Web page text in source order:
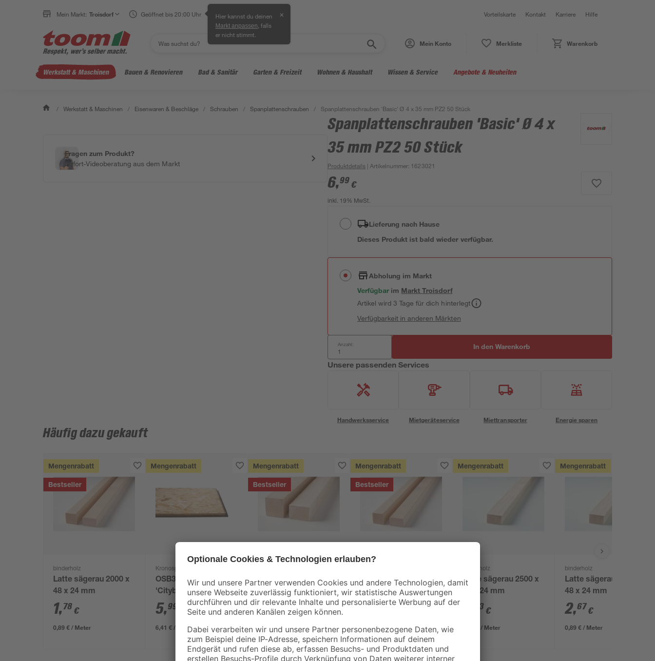
Mein Markt: Troisdorf Geöffnet bis 20:00 Uhr Hier kannst du deinen
Markt anpassen , falls
er nicht stimmt.
✕ Vorteilskarte Kontakt Karriere Hilfe
Mein Konto Merkliste Warenkorb
Werkstatt & Maschinen Bauen & Renovieren Bad & Sanitär Garten & Freizeit Wohnen & Haushalt Wissen & Service Angebote & Neuheiten
/ Werkstatt & Maschinen / Eisenwaren & Beschläge / Schrauben / Spanplattenschrauben / Spanplattenschrauben 'Basic' Ø 4 x 35 mm PZ2 50 Stück
Fragen zum Produkt?
Sofort-Videoberatung aus dem Markt
Spanplattenschrauben 'Basic' Ø 4 x
35 mm PZ2 50 Stück
Produktdetails | Artikelnummer: 1623021
6,99 €
inkl. 19% MwSt.
Lieferung nach Hause
Dieses Produkt ist bald wieder verfügbar.
Abholung im Markt
Verfügbar im MarktTroisdorf
Artikel wird 3 Tage für dich hinterlegt
Verfügbarkeit in anderen Märkten
Anzahl: In den Warenkorb
Unsere passenden Services
Handwerksservice Mietgeräteservice Miettransporter Energie sparen
Häufig dazu gekauft
Mengenrabatt
Bestseller
binderholz
Latte sägerau 2000 x
48 x 24 mm
1,78 €
0,89 € / Meter
Mengenrabatt
Kronospan
OSB3-Verlegeplatte
'Cityboard'
ungeschliffen 1690 x
634 x 12 mm
5,99
/ m²
6,41 € / Pack
Mengenrabatt
Bestseller
Rahmen sägerau
2000 x 58 x 38 mm
3,98 €
1,99 € / Meter
Mengenrabatt
Bestseller
Latte gehobelt 2000 x
44 x 24 mm
3,98
1,99 € / Meter
Mengenrabatt
binderholz
Latte sägerau 2500 x
48 x 24 mm
23 €
0,89 € / Meter
Mengenrabatt
binderholz
Latte sägerau 3000 x
48 x 24 mm
2,67€
0,89 € / Meter